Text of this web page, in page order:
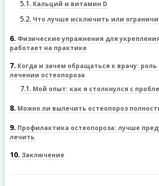
5.1 Кальций и витамин D
5.2 Что лучше исключить или
6 Физические упражнения для
работает на практике
7 Когда и зачем обращаться к врачу:
лечении остеопороза
7.1 Мой опыт: как я столкнулся с
8 Можно ли вылечить остеопороз
9 Профилактика остеопороза: лучше
лечить
10 Заключение